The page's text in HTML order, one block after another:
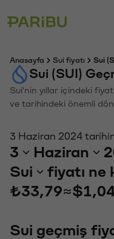
Anasayfa Sui fiyatı Sui
Sui (SUI)
Sui'nin yıllar içindeki
ve tarihindeki önemli
3 Haziran 2024
3 Haziran
Sui
fiyatı ne
₺33,79≈
Sui geçmiş